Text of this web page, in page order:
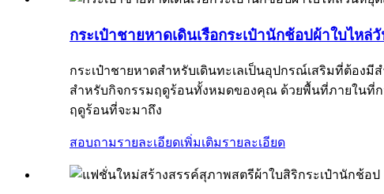
กระเป๋าชายหาดเดินเรือกระเป๋านักช้อปผ้าใบไหล่
กระเป๋าชายหาดสำหรับเดินทะเลเป็นอุปกรณ์เสริมที่ต้อ
สำหรับกิจกรรมฤดูร้อนทั้งหมดของคุณ ด้วยพื้นที่ภายในที่ก
ฤดูร้อนที่จะมาถึง
สอบถามรายละเอียดเพิ่มเติมรายละเอียด